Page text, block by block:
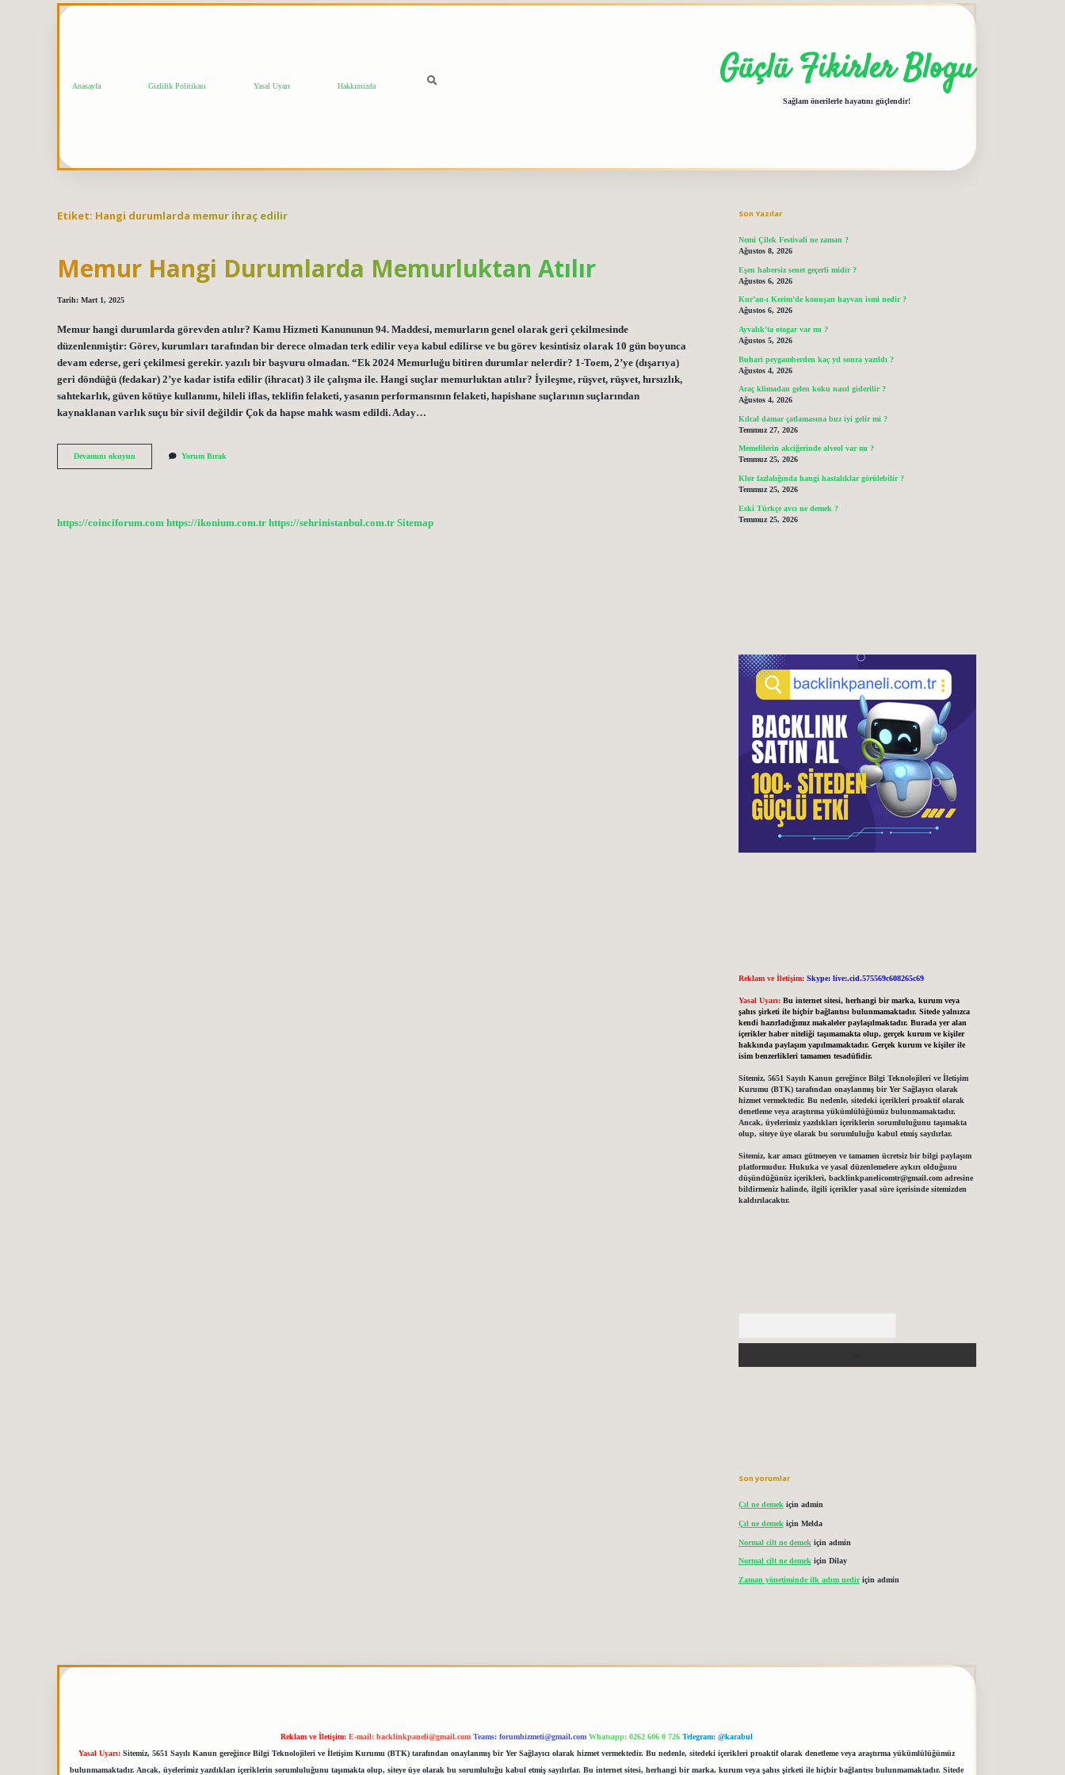
Anasayfa Gizlilik Politikası Yasal Uyarı Hakkımızda Güçlü Fikirler Blogu
Sağlam önerilerle hayatını güçlendir!
Etiket: Hangi durumlarda memur ihraç edilir
Memur Hangi Durumlarda Memurluktan Atılır
Tarih: Mart 1, 2025
Memur hangi durumlarda görevden atılır? Kamu Hizmeti Kanununun 94. Maddesi, memurların genel olarak geri çekilmesinde
düzenlenmiştir: Görev, kurumları tarafından bir derece olmadan terk edilir veya kabul edilirse ve bu görev kesintisiz olarak 10 gün boyunca
devam ederse, geri çekilmesi gerekir. yazılı bir başvuru olmadan. “Ek 2024 Memurluğu bitiren durumlar nelerdir? 1-Toem, 2’ye (dışarıya)
geri döndüğü (fedakar) 2’ye kadar istifa edilir (ihracat) 3 ile çalışma ile. Hangi suçlar memurluktan atılır? İyileşme, rüşvet, rüşvet, hırsızlık,
sahtekarlık, güven kötüye kullanımı, hileli iflas, teklifin felaketi, yasanın performansının felaketi, hapishane suçlarının suçlarından
kaynaklanan varlık suçu bir sivil değildir Çok da hapse mahk wasm edildi. Aday…
Devamını okuyun
Hangi
Yorum Bırak
https://coinciforum.com https://ikonium.com.tr https://sehrinistanbul.com.tr Sitemap
Son Yazılar
Nemi Çilek Festivali ne zaman ?
Ağustos 8, 2026
Eşen habersiz senet geçerli midir ?
Ağustos 6, 2026
Kur’an-ı Kerim’de konuşan hayvan ismi nedir ?
Ağustos 6, 2026
Ayvalık’ta otogar var mı ?
Ağustos 5, 2026
Buhari peygamberden kaç yıl sonra yazıldı ?
Ağustos 4, 2026
Araç klimadan gelen koku nasıl giderilir ?
Ağustos 4, 2026
Kılcal damar çatlamasına buz iyi gelir mi ?
Temmuz 27, 2026
Memelilerin akciğerinde alveol var mı ?
Temmuz 25, 2026
Klor fazlalığında hangi hastalıklar görülebilir ?
Temmuz 25, 2026
Eski Türkçe avcı ne demek ?
Temmuz 25, 2026
Reklam ve İletişim: Skype: live:.cid.575569c608265c69
Yasal Uyarı: Bu internet sitesi, herhangi bir marka, kurum veya
şahıs şirketi ile hiçbir bağlantısı bulunmamaktadır. Sitede yalnızca
kendi hazırladığımız makaleler paylaşılmaktadır. Burada yer alan
içerikler haber niteliği taşımamakta olup, gerçek kurum ve kişiler
hakkında paylaşım yapılmamaktadır. Gerçek kurum ve kişiler ile
isim benzerlikleri tamamen tesadüfidir.
Sitemiz, 5651 Sayılı Kanun gereğince Bilgi Teknolojileri ve İletişim
Kurumu (BTK) tarafından onaylanmış bir Yer Sağlayıcı olarak
hizmet vermektedir. Bu nedenle, sitedeki içerikleri proaktif olarak
denetleme veya araştırma yükümlülüğümüz bulunmamaktadır.
Ancak, üyelerimiz yazdıkları içeriklerin sorumluluğunu taşımakta
olup, siteye üye olarak bu sorumluluğu kabul etmiş sayılırlar.
Sitemiz, kar amacı gütmeyen ve tamamen ücretsiz bir bilgi paylaşım
platformudur. Hukuka ve yasal düzenlemelere aykırı olduğunu
düşündüğünüz içerikleri, backlinkpanelicomtr@gmail.comadresine
bildirmeniz halinde, ilgili içerikler yasal süre içerisinde sitemizden
kaldırılacaktır.
Son yorumlar
Çıl ne demekiçin admin
Çıl ne demek için Melda
Normal cilt ne demek için admin
Normal cilt ne demek için Dilay
Zaman yönetiminde ilk adım nediriçin admin
Reklam ve İletişim: E-mail: backlinkpaneli@gmail.com Teams: forumhizmeti@gmail.com Whatsapp: 0262 606 0 726 Telegram: @karabul
Yasal Uyarı: Sitemiz, 5651 Sayılı Kanun gereğince Bilgi Teknolojileri ve İletişim Kurumu (BTK) tarafından onaylanmış bir Yer Sağlayıcı olarak hizmet vermektedir. Bu nedenle, sitedeki içerikleri proaktif olarak denetleme veya araştırma yükümlülüğümüz
bulunmamaktadır. Ancak, üyelerimiz yazdıkları içeriklerin sorumluluğunu taşımakta olup, siteye üye olarak bu sorumluluğu kabul etmiş sayılırlar. Bu internet sitesi, herhangi bir marka, kurum veya şahıs şirketi ile hiçbir bağlantısı bulunmamaktadır. Sitede